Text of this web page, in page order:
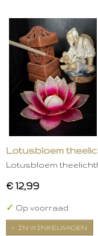
Lotusbloem
Lotusbloem
€ 12,99
✓ Op voorraad
IN WINKELWAGEN